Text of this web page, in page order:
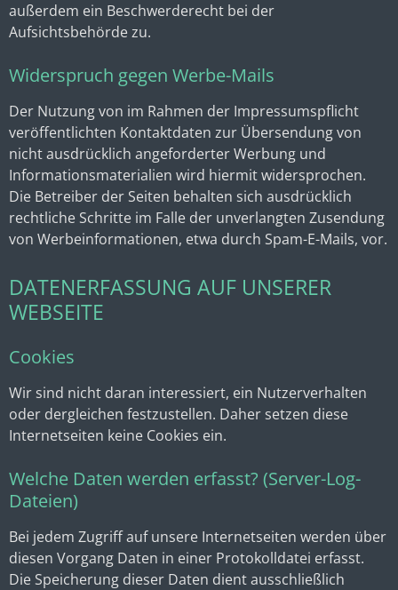
außerdem ein Beschwerderecht bei der
Aufsichtsbehörde zu.
Widerspruch gegen Werbe-Mails
Der Nutzung von im Rahmen der Impressumspflicht
veröffentlichten Kontaktdaten zur Übersendung von
nicht ausdrücklich angeforderter Werbung und
Informationsmaterialien wird hiermit widersprochen.
Die Betreiber der Seiten behalten sich ausdrücklich
rechtliche Schritte im Falle der unverlangten Zusendung
von Werbeinformationen, etwa durch Spam-E-Mails, vor.
DATENERFASSUNG AUF UNSERER
WEBSEITE
Cookies
Wir sind nicht daran interessiert, ein Nutzerverhalten
oder dergleichen festzustellen. Daher setzen diese
Internetseiten keine Cookies ein.
Welche Daten werden erfasst? (Server-Log-
Dateien)
Bei jedem Zugriff auf unsere Internetseiten werden über
diesen Vorgang Daten in einer Protokolldatei erfasst.
Die Speicherung dieser Daten dient ausschließlich